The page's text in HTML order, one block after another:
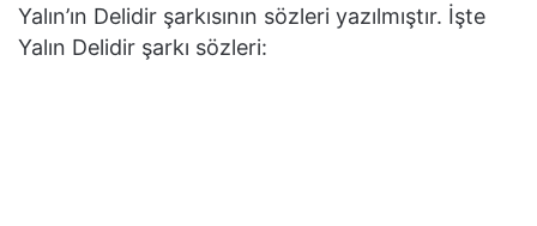
Yalın’ın Delidir şarkısının sözleri yazılmıştır. İşte
Yalın Delidir şarkı sözleri: